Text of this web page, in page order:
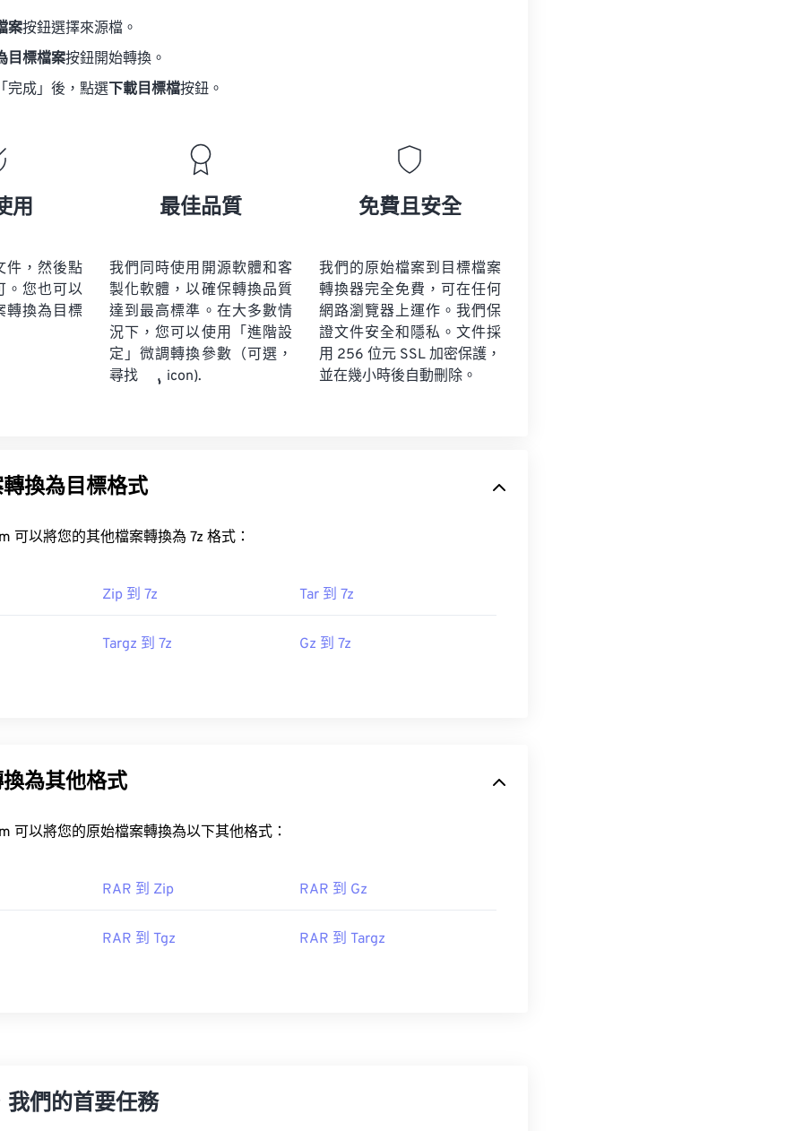
案按鈕選擇來源檔。
目標檔案按鈕開始轉換。
完成」後，點選 下載目標檔按鈕。
用
件，然後點
。您也可以
轉換為目標
最佳品質
我們同時使用開源軟體和客
製化軟體，以確保轉換品質
達到最高標準。在大多數情
況下，您可以使用「進階設
定」微調轉換參數（可選，
尋找
icon).
免費且安全
我們的原始檔案到目標檔案
轉換器完全免費，可在任何
網路瀏覽器上運作。我們保
證文件安全和隱私。文件採
用 256 位元 SSL 加密保護，
並在幾小時後自動刪除。
換為目標格式
FreeConvert.com 可以將您的其他檔案轉換為 7z 格式：
Zip 到 7z Tar 到 7z
Targz 到 7z Gz 到 7z
為其他格式
可以將您的原始檔案轉換為以下其他格式：
RAR 到 Zip RAR 到 Gz
RAR 到 Tgz RAR 到 Targz
我們的首要任務